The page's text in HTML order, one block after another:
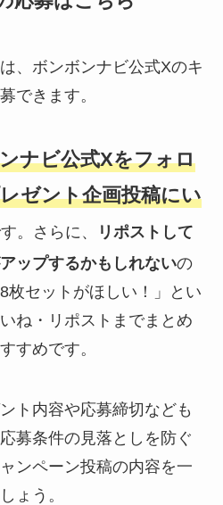
、ボンボンナビ公式Xのキ
できます。
ナビ公式Xをフォロ
ゼント企画投稿にい
。さらに、
リポストして
ップするかもしれないの
枚セットがほしい！」とい
ね・リポストまでまとめ
すめです。
ト内容や応募締切なども
募条件の見落としを防ぐ
ンペーン投稿の内容を一
ょう。